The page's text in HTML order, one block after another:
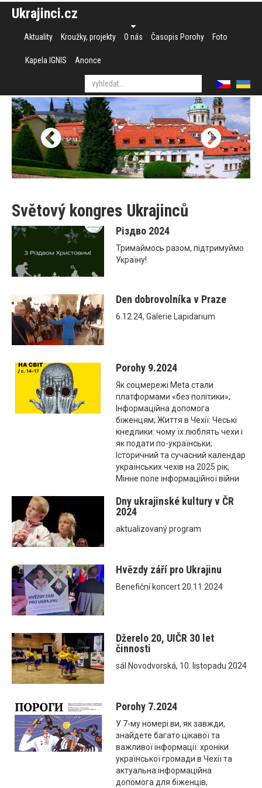
Ukrajinci.cz
Aktuality Kroužky, projekty O nás Časopis Porohy Foto
Kapela IGNIS Anonce
Světový kongres Ukrajinců
Різдво 2024
Тримаймось разом, підтримуймо
Україну!
Den dobrovolníka v Praze
6.12.24, Galerie Lapidarium
Porohy 9.2024
Як соцмережі Meta стали
платформами «без політики»;
Інформаційна допомога
біженцям; Життя в Чехії: Чеські
кнедлики: чому їх люблять чехи і
як подати по-українськи;
Історичний та сучасний календар
українських чехів на 2025 рік;
Мінне поле інформаційної війни
Dny ukrajinské kultury v ČR
2024
aktualizovaný program
Hvězdy září pro Ukrajinu
Benefiční koncert 20.11.2024
Džerelo 20, UIČR 30 let
činnosti
sál Novodvorská, 10. listopadu 2024
Porohy 7.2024
У 7-му номері ви, як завжди,
знайдете багато цікавої та
важливої інформації: хроніки
української громади в Чехії та
актуальна інформаційна
допомога для біженців,